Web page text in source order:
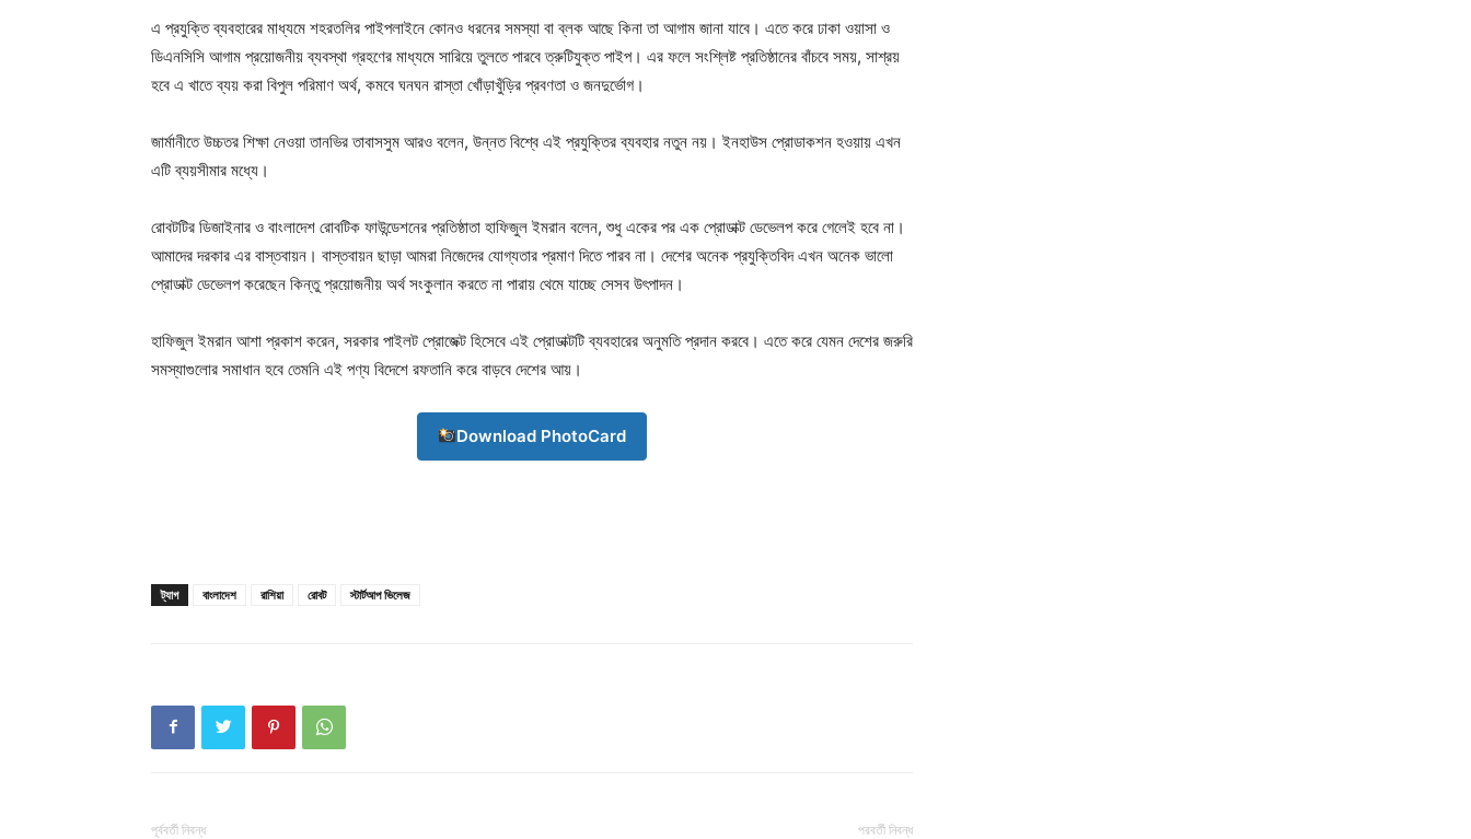
Champs21
এ প্রযুক্তি ব্যবহারের মাধ্যমে শহরতলির পাইপলাইনে কোনও ধরনের সমস্যা বা ব্লক আছে কিনা তা আগাম জানা যাবে। এতে করে ঢাকা ওয়াসা ও
ডিএনসিসি আগাম প্রয়োজনীয় ব্যবস্থা গ্রহণের মাধ্যমে সারিয়ে তুলতে পারবে ত্রুটিযুক্ত পাইপ। এর ফলে সংশ্লিষ্ট প্রতিষ্ঠানের বাঁচবে সময়, সাশ্রয়
হবে এ খাতে ব্যয় করা বিপুল পরিমাণ অর্থ, কমবে ঘনঘন রাস্তা খোঁড়াখুঁড়ির প্রবণতা ও জনদুর্ভোগ।
জার্মানীতে উচ্চতর শিক্ষা নেওয়া তানভির তাবাসসুম আরও বলেন, উন্নত বিশ্বে এই প্রযুক্তির ব্যবহার নতুন নয়। ইনহাউস প্রোডাকশন হওয়ায় এখন
এটি ব্যয়সীমার মধ্যে।
রোবটটির ডিজাইনার ও বাংলাদেশ রোবটিক ফাউন্ডেশনের প্রতিষ্ঠাতা হাফিজুল ইমরান বলেন, শুধু একের পর এক প্রোডাক্ট ডেভেলপ করে গেলেই হবে না।
আমাদের দরকার এর বাস্তবায়ন। বাস্তবায়ন ছাড়া আমরা নিজেদের যোগ্যতার প্রমাণ দিতে পারব না। দেশের অনেক প্রযুক্তিবিদ এখন অনেক ভালো
প্রোডাক্ট ডেভেলপ করেছেন কিন্তু প্রয়োজনীয় অর্থ সংকুলান করতে না পারায় থেমে যাচ্ছে সেসব উৎপাদন।
হাফিজুল ইমরান আশা প্রকাশ করেন, সরকার পাইলট প্রোজেক্ট হিসেবে এই প্রোডাক্টটি ব্যবহারের অনুমতি প্রদান করবে। এতে করে যেমন দেশের জরুরি
সমস্যাগুলোর সমাধান হবে তেমনি এই পণ্য বিদেশে রফতানি করে বাড়বে দেশের আয়।
Download PhotoCard
ট্যাগ বাংলাদেশ রাশিয়া রোবট স্টার্টআপ ভিলেজ
পূর্ববর্তী নিবন্ধ পরবর্তী নিবন্ধ